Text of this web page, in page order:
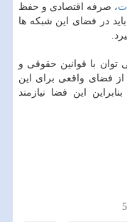
، صرفه اقتصادی و حفظ
در فضای این شبكه ها
توان با قوانین حقوقی و
از فضای واقعی برای این
این فضا نیازمند